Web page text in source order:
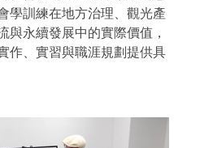
學訓練在地方治理、觀光產
與永續發展中的實際價值，
作、實習與職涯規劃提供具